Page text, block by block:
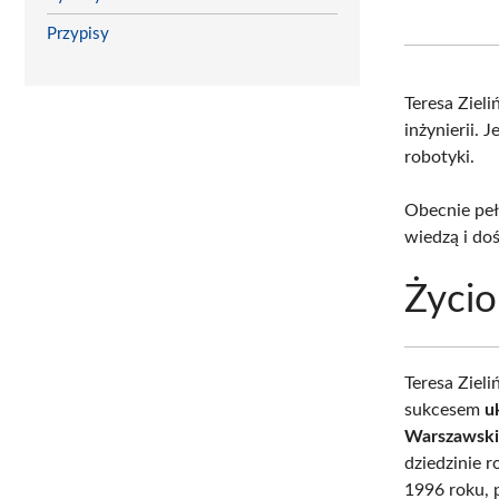
Przypisy
Teresa
inżynierii.
robotyki.
Obecnie
wiedzą i
Teresa
sukcesem
dziedzinie
1996 roku,